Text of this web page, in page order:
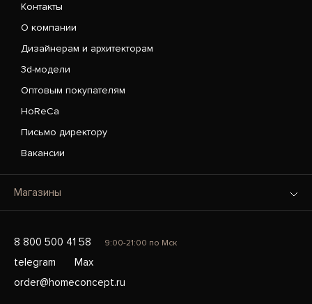
Контакты
О компании
Дизайнерам и архитекторам
3d-модели
Оптовым покупателям
HoReCa
Письмо директору
Вакансии
Магазины
8 800 500 41 58 9:00-21:00 по Мск
telegram
Max
order@homeconcept.ru